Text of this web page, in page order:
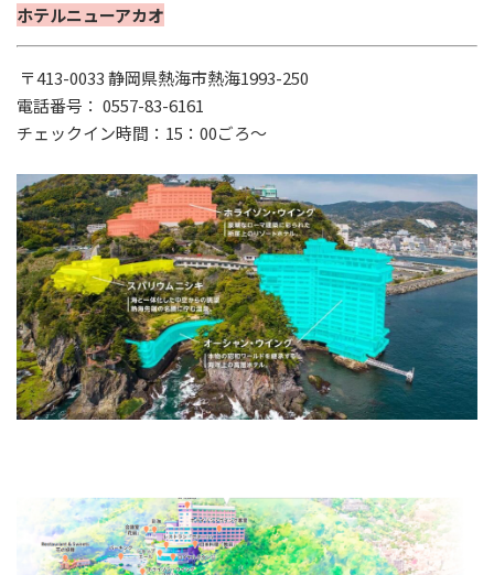
ホテルニューアカオ
〒413-0033 静岡県熱海市熱海1993-250
電話番号： 0557-83-6161
チェックイン時間：15：00ごろ～